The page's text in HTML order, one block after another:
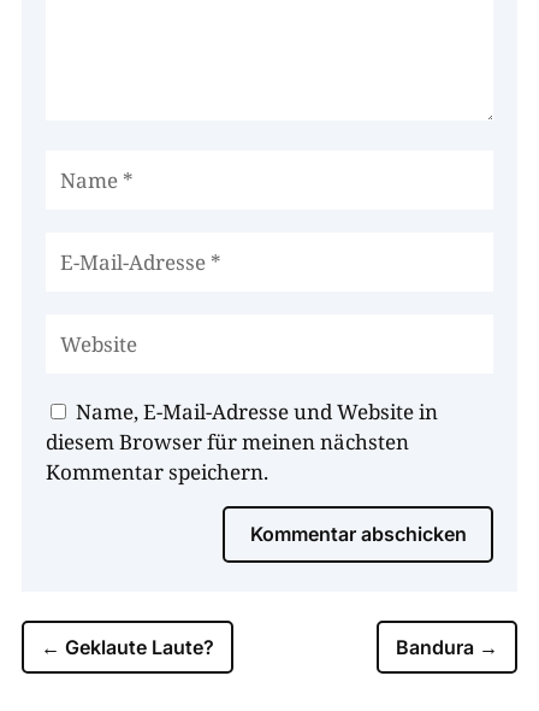
Name, E-Mail-Adresse und Website in
diesem Browser für meinen nächsten
Kommentar speichern.
Kommentar abschicken
← Geklaute Laute? Bandura →